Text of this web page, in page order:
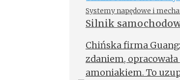
Systemy napędowe i
Silnik
Chińska firma
zdaniem,
amoniakiem. To